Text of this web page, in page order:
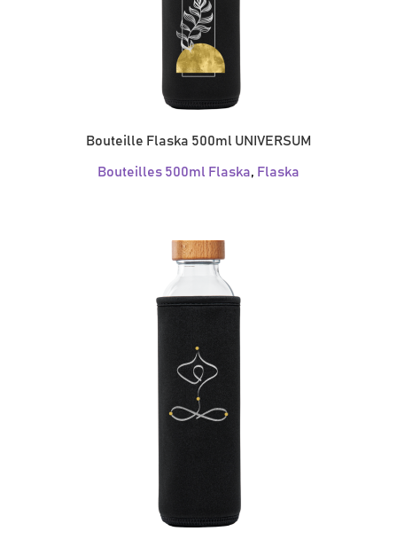
Bouteille Flaska 500ml UNIVERSUM
Bouteilles 500ml Flaska, Flaska